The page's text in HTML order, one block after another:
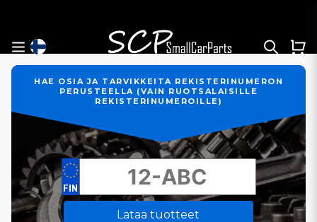
HAE OSIA JA TARVIKKEITA REKISTERINUMERON
PERUSTEELLA (VAIN RUOTSALAISILLE
REKISTERINUMEROILLE)
Lataa tuotteet